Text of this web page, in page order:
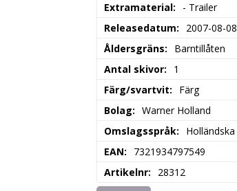
Extramaterial
- Trailer
Releasedatum
2007-08-08
Åldersgräns
Barntillåten
Antal skivor
1
Färg/svartvit
Färg
Bolag
Warner Holland
Omslagsspråk
Holländska
EAN
7321934797549
Artikelnr
28312